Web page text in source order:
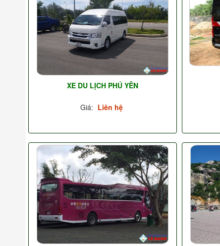
XE DU LỊCH PHÚ YÊN
Giá: Liên hệ